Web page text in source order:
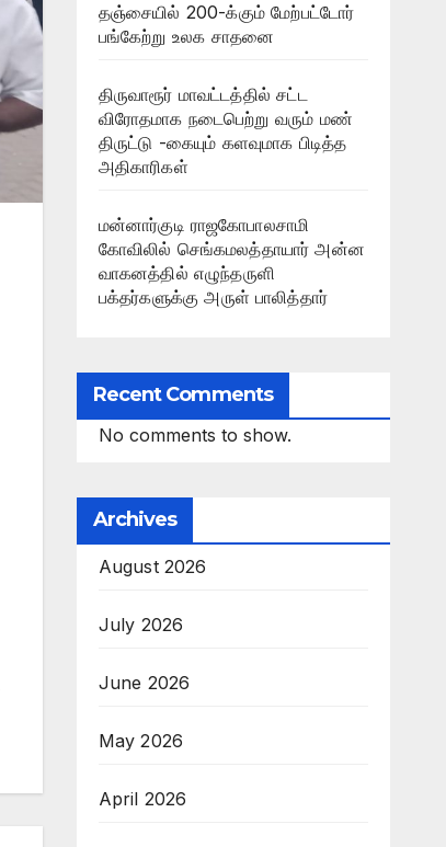
தஞ்சையில் 200-க்கும் மேற்பட்டோர்
பங்கேற்று உலக சாதனை
திருவாரூர் மாவட்டத்தில் சட்ட
விரோதமாக நடைபெற்று வரும் மண்
திருட்டு -கையும் களவுமாக பிடித்த
அதிகாரிகள்
மன்னார்குடி ராஜகோபாலசாமி
கோவிலில் செங்கமலத்தாயார் அன்ன
வாகனத்தில் எழுந்தருளி
பக்தர்களுக்கு அருள் பாலித்தார்
Recent Comments
No comments to show.
Archives
August 2026
July 2026
June 2026
May 2026
April 2026